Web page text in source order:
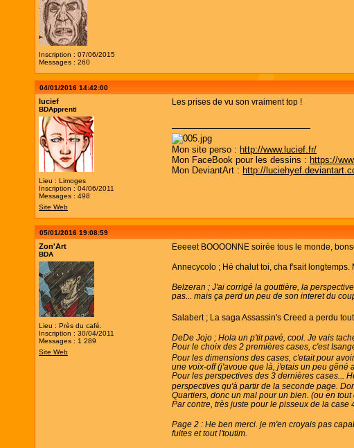
Inscription : 07/06/2015
Messages : 260
04/01/2016 14:42:00
lucief
BDApprenti
Lieu : Limoges
Inscription : 04/06/2011
Messages : 498
Site Web
Les prises de vu son vraiment top !
Mon site perso : http://www.lucief.fr/
Mon FaceBook pour les dessins : https://
Mon DeviantArt : http://
05/01/2016 19:08:59
Zon'Art
BDA
Lieu : Près du café.
Inscription : 30/04/2011
Messages : 1 289
Site Web
Eeeeet BOOOONNE soirée tous le monde,
Annecycolo ; Hé chalut toi, cha f'sait longtemps.
Belzeran ; J'ai corrigé la gouttière, la
pas... mais ça perd un peu de son interet du
Salabert ; La saga Assassin's Creed a perdu
DeDe Jojo ; Hola un p'tit pavé, cool. Je vais
Pour le choix des 2 premières cases, c'est
Pour les dimensions des cases, c'etait pour
une voix-off (j'avoue que là, j'etais un peu gêné
Pour les perspectives des 3 dernières cases...
perspectives qu'à partir de la seconde page.
Quartiers, donc un mal pour un bien. (ou en
Par contre, très juste pour le pisseux de la
Page 2 : He ben merci. je m'en croyais pas
fuites et tout l'toutim.